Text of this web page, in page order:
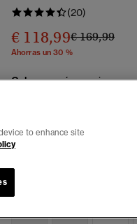
(20)
€ 118,99Precio
€ 169,99a
Ahorras un 30 %
Color:marrón arenisca
to enhance site